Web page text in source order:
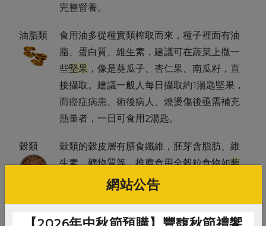
完整營養。
油脂類
食用油多從種實類榨取而來，種子裡面有油
脂、蛋白質、維生素，建議可在蔬菜上撒一
些堅果 ，像是葵瓜子、杏仁果、南瓜籽，直
接攝取。建議一般人每日攝取約1湯匙堅果，
而癌症病患、術後病人、燒燙傷後亟需補充
熱量者，一日可食用2湯匙。
穀類
穀類的穀皮層有膳食纖維，胚芽含脂肪、維
生素、礦物質等，推薦食用全穀粒食物如藜
。藜麥內的胺基酸種類豐富，非常適合做
網站公告